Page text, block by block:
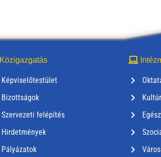
Közigazgatás
Képviselőtestület
Bizottságok
Szervezeti felépítés
Hirdetmények
Pályázatok